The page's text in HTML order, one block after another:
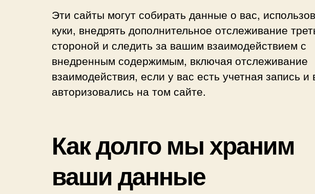
Эти сайты могут собирать данные о вас,
куки, внедрять дополнительное отслеживание
стороной и следить за вашим взаимодействием с
внедренным содержимым, включая отслеживание
взаимодействия, если у вас есть учетная запись и
авторизовались на том сайте.
Как долго мы храним
ваши данные